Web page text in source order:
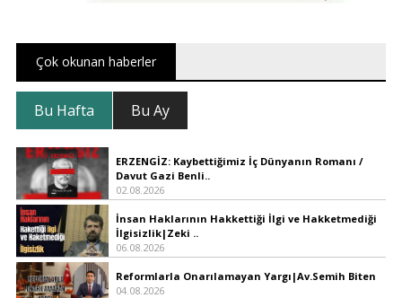
Çok okunan haberler
Bu Hafta Bu Ay
ERZENGİZ: Kaybettiğimiz İç Dünyanın Romanı /
Davut Gazi Benli..
02.08.2026
İnsan Haklarının Hakkettiği İlgi ve Hakketmediği
İlgisizlik|Zeki ..
06.08.2026
Reformlarla Onarılamayan Yargı|Av.Semih Biten
04.08.2026